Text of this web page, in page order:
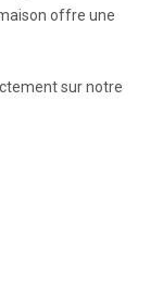
offre une
sur notre